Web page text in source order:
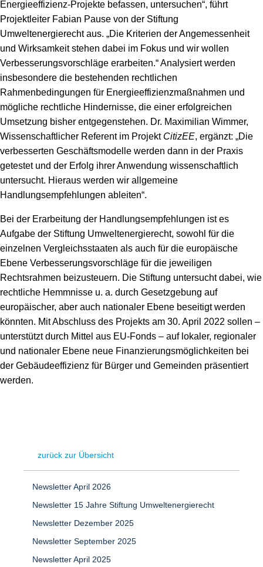
Energieeffizienz-Projekte befassen, untersuchen“, führt
Projektleiter Fabian Pause von der Stiftung
Umweltenergierecht aus. „Die Kriterien der Angemessenheit
und Wirksamkeit stehen dabei im Fokus und wir wollen
Verbesserungsvorschläge erarbeiten.“ Analysiert werden
insbesondere die bestehenden rechtlichen
Rahmenbedingungen für Energieeffizienzmaßnahmen und
mögliche rechtliche Hindernisse, die einer erfolgreichen
Umsetzung bisher entgegenstehen. Dr. Maximilian Wimmer,
Wissenschaftlicher Referent im Projekt CitizEE, ergänzt: „Die
verbesserten Geschäftsmodelle werden dann in der Praxis
getestet und der Erfolg ihrer Anwendung wissenschaftlich
untersucht. Hieraus werden wir allgemeine
Handlungsempfehlungen ableiten“.
Bei der Erarbeitung der Handlungsempfehlungen ist es
Aufgabe der Stiftung Umweltenergierecht, sowohl für die
einzelnen Vergleichsstaaten als auch für die europäische
Ebene Verbesserungsvorschläge für die jeweiligen
Rechtsrahmen beizusteuern. Die Stiftung untersucht dabei, wie
rechtliche Hemmnisse u. a. durch Gesetzgebung auf
europäischer, aber auch nationaler Ebene beseitigt werden
könnten. Mit Abschluss des Projekts am 30. April 2022 sollen –
unterstützt durch Mittel aus EU-Fonds – auf lokaler, regionaler
und nationaler Ebene neue Finanzierungsmöglichkeiten bei
der Gebäudeeffizienz für Bürger und Gemeinden präsentiert
werden.
zurück zur Übersicht
Newsletter April 2026
Newsletter 15 Jahre Stiftung Umweltenergierecht
Newsletter Dezember 2025
Newsletter September 2025
Newsletter April 2025